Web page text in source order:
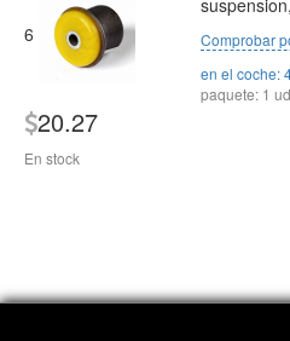
6
Comprobar
en el coche:
paquete: 1
20.27
En stock